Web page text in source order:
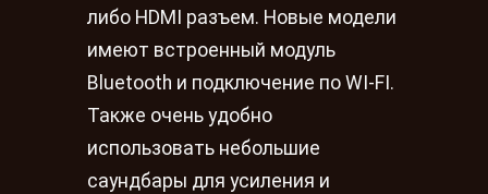
либо HDMI разъем. Новые модели
имеют встроенный модуль
Bluetooth и подключение по WI-FI.
Также очень удобно
использовать небольшие
саундбары для усиления и